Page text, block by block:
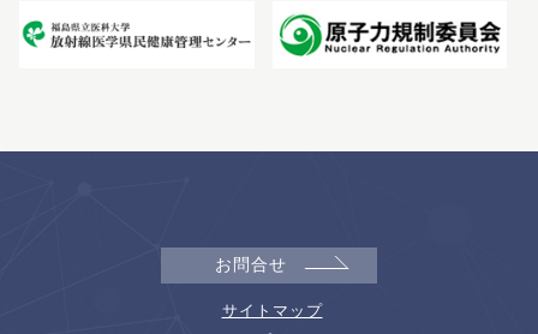
お問合せ
サイトマップ